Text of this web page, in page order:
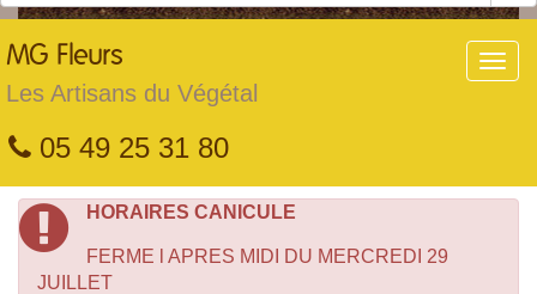
MG Fleurs
Les Artisans du Végétal
05 49 25 31 80
HORAIRES CANICULE
FERME l APRES MIDI DU MERCREDI 29
JUILLET